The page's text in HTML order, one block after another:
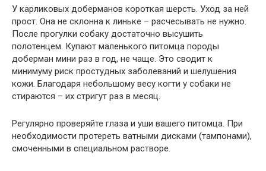
У карликовых доберманов короткая шерсть. Уход за ней
прост. Она не склонна к линьке – расчесывать не нужно.
После прогулки собаку достаточно высушить
полотенцем. Купают маленького питомца породы
доберман мини раз в год, не чаще. Это сводит к
минимуму риск простудных заболеваний и шелушения
кожи. Благодаря небольшому весу когти у собаки не
стираются – их стригут раз в месяц.
Регулярно проверяйте глаза и уши вашего питомца. При
необходимости протереть ватными дисками (тампонами),
смоченными в специальном растворе.